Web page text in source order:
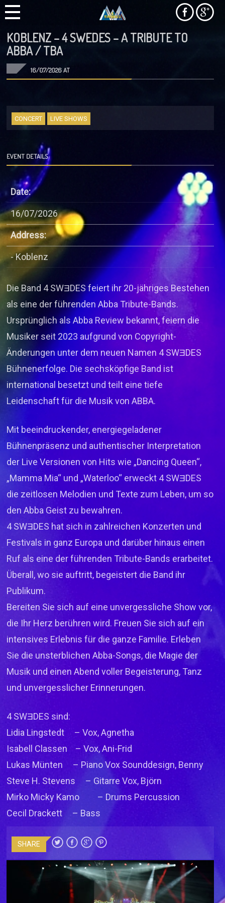
KOBLENZ – 4 SWEDES – A TRIBUTE TO
ABBA / TBA
16/07/2026 AT
CONCERT LIVE SHOWS
EVENT DETAILS
Date:
16/07/2026
Address:
- Koblenz
Die Band 4 SWƎDES feiert ihr 20-jähriges Bestehen
als eine der führenden Abba Tribute-Bands.
Ursprünglich als Abba Review bekannt, feiern die
Musiker seit 2023 aufgrund von Copyright-
Änderungen unter dem neuen Namen 4 SWƎDES
Bühnenerfolge. Die sechsköpfige Band ist
international besetzt und teilt eine tiefe
Leidenschaft für die Musik von ABBA.
Mit beeindruckender, energiegeladener
Bühnenpräsenz und authentischer Interpretation
der Live Versionen von Hits wie „Dancing Queen“,
„Mamma Mia“ und „Waterloo“ erweckt 4 SWƎDES
die zeitlosen Melodien und Texte zum Leben, um so
den Abba Geist zu bewahren.
4 SWƎDES hat sich in zahlreichen Konzerten und
Festivals in ganz Europa und darüber hinaus einen
Ruf als eine der führenden Tribute-Bands erarbeitet.
Überall, wo sie auftritt, begeistert die Band ihr
Publikum.
Bereiten Sie sich auf eine unvergessliche Show vor,
die Ihr Herz berühren wird. Freuen Sie sich auf ein
intensives Erlebnis für die ganze Familie. Erleben
Sie die unsterblichen Abba-Songs, die Magie der
Musik und einen Abend voller Begeisterung, Tanz
und unvergesslicher Erinnerungen.
4 SWƎDES sind:
Lidia Lingstedt – Vox, Agnetha
Isabell Classen – Vox, Ani-Frid
Lukas Münten – Piano Vox Sounddesign, Benny
Steve H. Stevens – Gitarre Vox, Björn
Mirko Micky Kamo – Drums Percussion
Cecil Drackett – Bass
SHARE